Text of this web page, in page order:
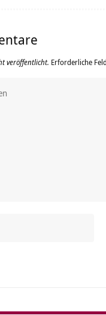
veröffentlicht. Erforderliche